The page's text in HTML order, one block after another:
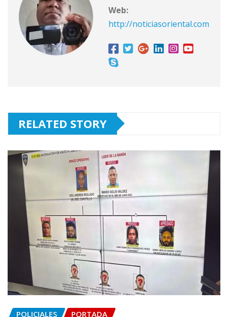
Web:
http://noticiasoriental.com
RELATED STORY
POLICIALES PORTADA